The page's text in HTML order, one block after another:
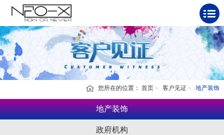
您所在的位置：首页 客户见证 地产装饰
地产装饰
政府机构